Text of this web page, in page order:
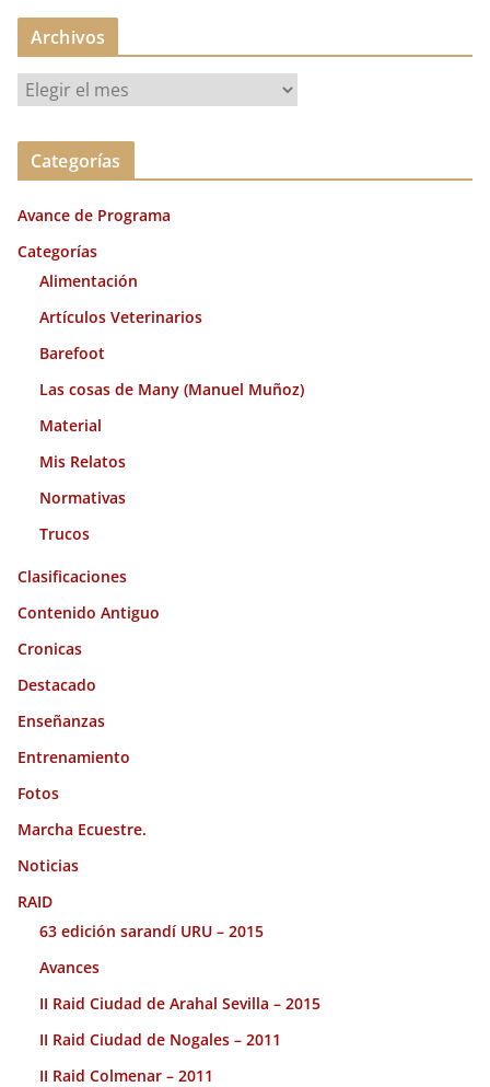
Archivos
r
c
v
o
Categorías
Avance de Programa
Categorías
Alimentación
Artículos Veterinarios
Barefoot
Las cosas de Many (Manuel Muñoz)
Material
Mis Relatos
Normativas
Trucos
Clasificaciones
Contenido Antiguo
Cronicas
Destacado
Enseñanzas
Entrenamiento
Fotos
Marcha Ecuestre.
Noticias
RAID
63 edición sarandí URU – 2015
Avances
II Raid Ciudad de Arahal Sevilla – 2015
II Raid Ciudad de Nogales – 2011
II Raid Colmenar – 2011